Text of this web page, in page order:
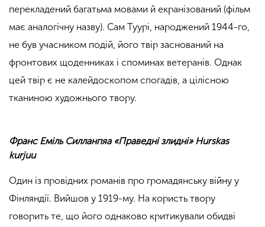
перекладений багатьма мовами й екранізований (фільм
має аналогічну назву). Сам Туурі, народжений 1944-го,
не був учасником подій, його твір заснований на
фронтових щоденниках і споминах ветеранів. Однак
цей твір є не калейдоскопом спогадів, а цілісною
тканиною художнього твору.
Франс Еміль Силланпяа «Праведні злидні» Hurskas
kurjuu
Один із провідних романів про громадянську війну у
Фінляндії. Вийшов у 1919-му. На користь твору
говорить те, що його однаково критикували обидві